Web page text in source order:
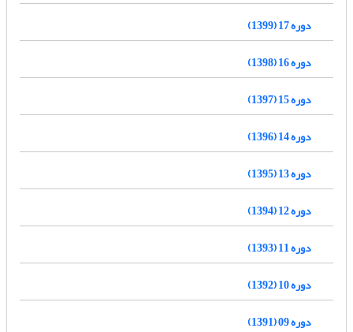
دوره 17 (1399)
دوره 16 (1398)
دوره 15 (1397)
دوره 14 (1396)
دوره 13 (1395)
دوره 12 (1394)
دوره 11 (1393)
دوره 10 (1392)
دوره 09 (1391)